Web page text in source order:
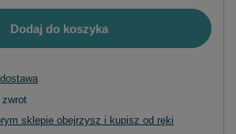
Dodaj do koszyka
zwrot
sklepie obejrzysz i kupisz od ręki